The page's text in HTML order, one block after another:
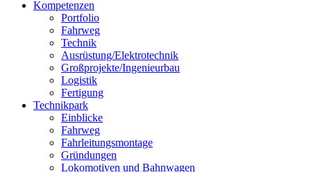
Kompetenzen
Portfolio
Fahrweg
Technik
Ausrüstung/Elektrotechnik
Großprojekte/Ingenieurbau
Logistik
Fertigung
Technikpark
Einblicke
Fahrweg
Fahrleitungsmontage
Gründungen
Lokomotiven und Bahnwagen